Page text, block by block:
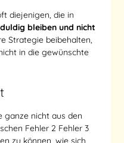
diejenigen, die in
bleiben und nicht
Strategie beibehalten,
in die gewünschte
ganze nicht aus den
Fehler 2 Fehler 3
zu können, wie sich